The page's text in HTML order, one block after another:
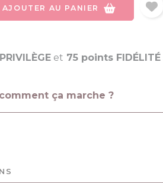
AJOUTER AU PANIER
et 75 points FIDÉLITÉ
comment ça marche ?